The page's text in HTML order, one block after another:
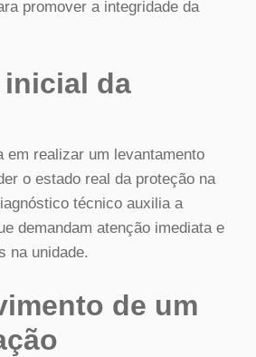
promover a integridade da
da
em realizar um levantamento
o estado real da proteção na
técnico auxilia a
demandam atenção imediata e
na unidade.
de um